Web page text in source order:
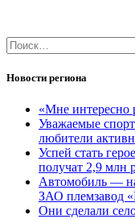
Найти:
Новости региона
«Мне интересно
Уважаемые
любители
Успей стать
получат 2,9 млн
Автомобиль —
ЗАО племзавод
Они сделали